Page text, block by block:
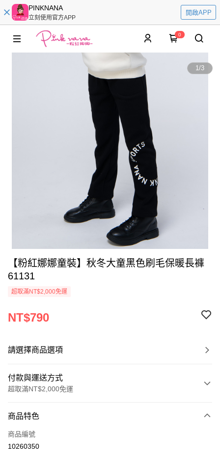
PINKNANA
立刻使用官方APP
開啟APP
0
1/3
【粉紅娜娜童裝】秋冬大童黑色刷毛保暖長褲
61131
超取滿NT$2,000免運
NT$790
請選擇商品選項
付款與運送方式
超取滿NT$2,000免運
信用卡一次付款
超商取貨付款
商品特色
商品編號
10260350